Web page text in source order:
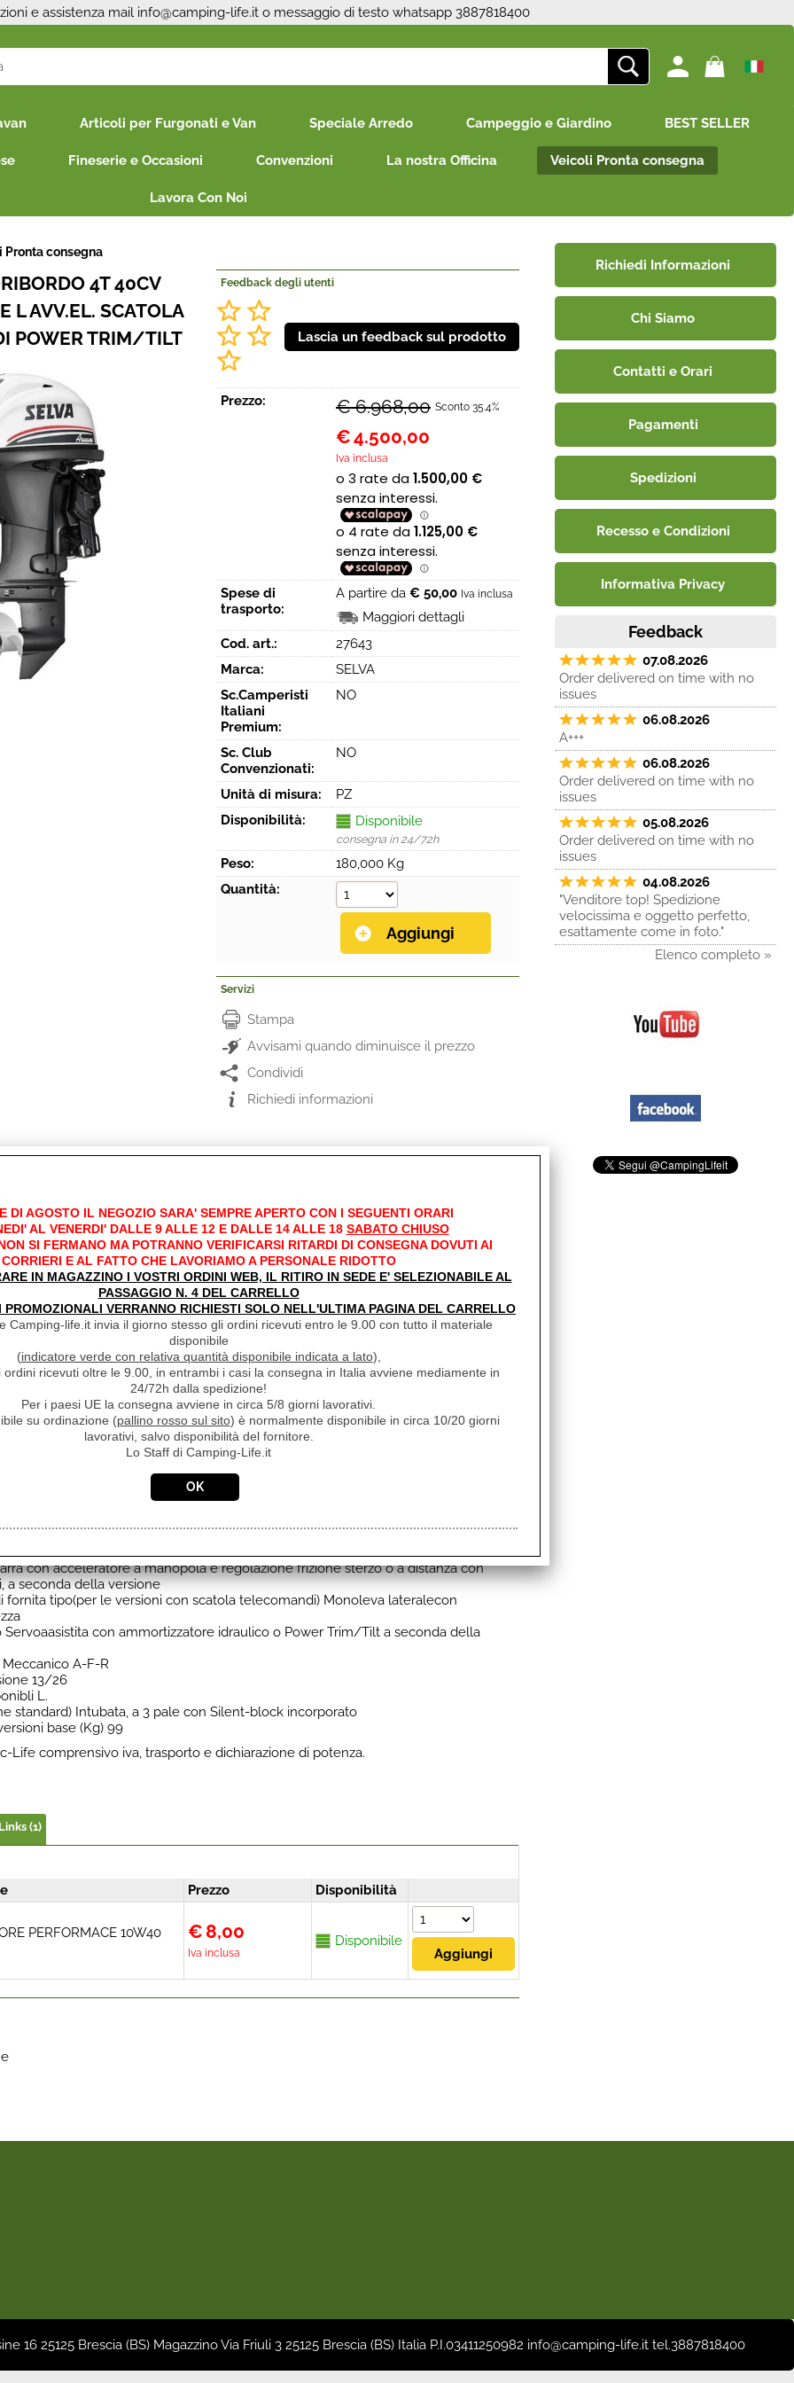
e assistenza mail info@camping-life.it o messaggio di testo whatsapp 3887818400
Per completare l'ordine inserisci
il nome utente e la password e
poi clicca sul pulsante "Accedi"
Hai perso la password?
Se non sei ancora registrato sul
nostro sito clicca sul pulsante
"Registrati"
Articoli per Furgonati e Van Speciale Arredo Campeggio e Giardino BEST SELLER
Fineserie e Occasioni Convenzioni La nostra Officina Veicoli Pronta consegna
Lavora Con Noi
Pronta consegna
4T 40CV
L AVV.EL. SCATOLA
POWER TRIM/TILT
Feedback degli utenti
Prezzo: € 6.968,00 Sconto 35.4%
€4.500,00
Iva inclusa
Spese di
trasporto:
A partire da € 50,00 Iva inclusa
Maggiori dettagli
Cod. art.:
27643
Marca:
SELVA
Sc.Camperisti
Italiani
Premium:
NO
Sc. Club
Convenzionati:
NO
Unità di misura:
PZ
Disponibilità:
Disponibile
consegna in 24/72h
Peso:
180,000 Kg
Quantità:
Servizi
Stampa
Avvisami quando diminuisce il prezzo
Condividi
Richiedi informazioni
da usare, questo 3 cilindri da 747 cc integra il sistema
del carburante che coniuga una grande potenza ai regimi elevati e
comandata a distanza con power trim/tilt oppure con guida a
servoassistita con cilindro idraulico.
5000 - 6000
SOHC
65x75
(per specifiche vedi manuale d'uso)
il mozzo dell'elica
con acceleratore a manopola e regolazione frizione sterzo o a distanza con
a seconda della versione
fornita tipo(per le versioni con scatola telecomandi) Monoleva lateralecon
Servoaasistita con ammortizzatore idraulico o Power Trim/Tilt a seconda della
A-F-R
13/26
L.
standard) Intubata, a 3 pale con Silent-block incorporato
base (Kg) 99
Life comprensivo iva, trasporto e dichiarazione di potenza.
Links (1)
Prezzo Disponibilità
PERFORMACE 10W40
€ 8,00
Iva inclusa
Disponibile
Richiedi Informazioni
Chi Siamo
Contatti e Orari
Pagamenti
Spedizioni
Recesso e Condizioni
Informativa Privacy
Feedback
07.08.2026
Order delivered on time with no
issues
06.08.2026
A+++
06.08.2026
Order delivered on time with no
issues
05.08.2026
Order delivered on time with no
issues
04.08.2026
"Venditore top! Spedizione
velocissima e oggetto perfetto,
esattamente come in foto."
Elenco completo »
16 25125 Brescia (BS) Magazzino Via Friuli 3 25125 Brescia (BS) Italia P.I.03411250982 info@camping-life.it tel.3887818400
DI AGOSTO IL NEGOZIO SARA' SEMPRE APERTO CON I SEGUENTI ORARI
AL VENERDI' DALLE 9 ALLE 12 E DALLE 14 ALLE 18 SABATO CHIUSO
SI FERMANO MA POTRANNO VERIFICARSI RITARDI DI CONSEGNA DOVUTI AI
CORRIERI E AL FATTO CHE LAVORIAMO A PERSONALE RIDOTTO
IN MAGAZZINO I VOSTRI ORDINI WEB, IL RITIRO IN SEDE E' SELEZIONABILE AL
PASSAGGIO N. 4 DEL CARRELLO
PROMOZIONALI VERRANNO RICHIESTI SOLO NELL'ULTIMA PAGINA DEL CARRELLO
Camping-life.it invia il giorno stesso gli ordini ricevuti entro le 9.00 con tutto il materiale
disponibile
(indicatore verde con relativa quantità disponibile indicata a lato),
ricevuti oltre le 9.00, in entrambi i casi la consegna in Italia avviene mediamente in
24/72h dalla spedizione!
Per i paesi UE la consegna avviene in circa 5/8 giorni lavorativi.
su ordinazione (pallino rosso sul sito) è normalmente disponibile in circa 10/20 giorni
lavorativi, salvo disponibilità del fornitore.
Lo Staff di Camping-Life.it